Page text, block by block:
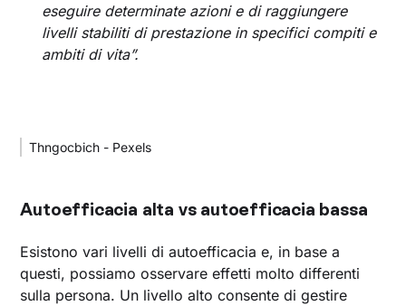
eseguire determinate azioni e di raggiungere
livelli stabiliti di prestazione in specifici compiti e
ambiti di vita”.
Thngocbich - Pexels
Autoefficacia alta vs autoefficacia bassa
Esistono vari livelli di autoefficacia e, in base a
questi, possiamo osservare effetti molto differenti
sulla persona. Un livello alto consente di gestire